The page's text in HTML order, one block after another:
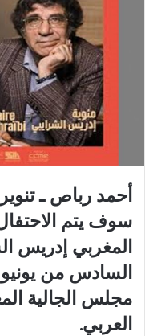
أحمد رباص ـ تنوير
سوف يتم
السادس من
مجلس الجالية
العربي.